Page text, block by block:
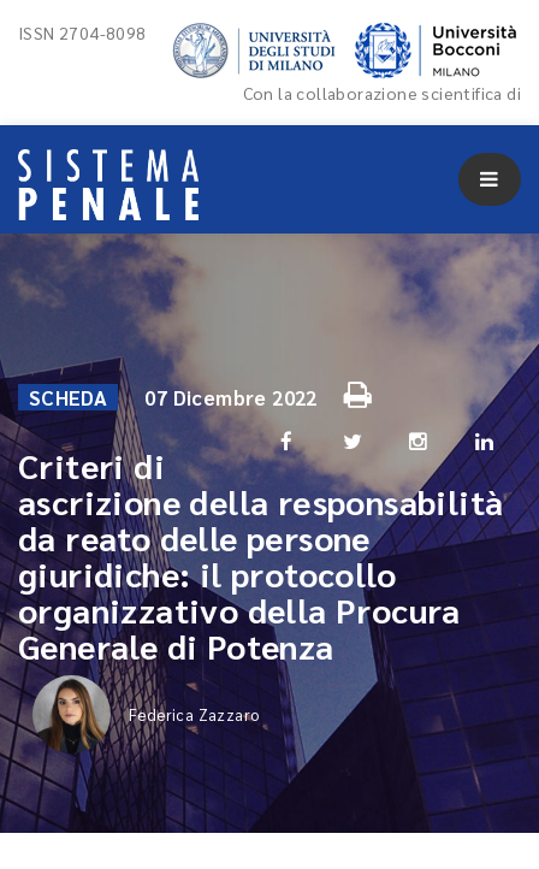
ISSN 2704-8098
Con la collaborazione scientifica di
SCHEDA 07 Dicembre 2022
Criteri di
ascrizione della responsabilità
da reato delle persone
giuridiche: il protocollo
organizzativo della Procura
Generale di Potenza
Federica Zazzaro